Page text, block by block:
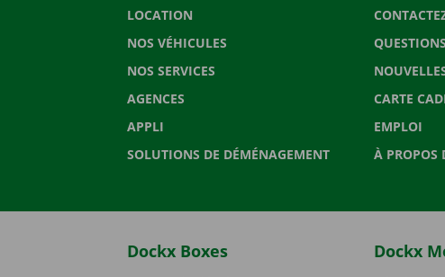
LOCATION
NOS VÉHICULES
NOS SERVICES
AGENCES
APPLI
SOLUTIONS DE DÉMÉNAGEMENT
CARTE
EMPLOI
À PROPOS
Dockx Boxes Dockx